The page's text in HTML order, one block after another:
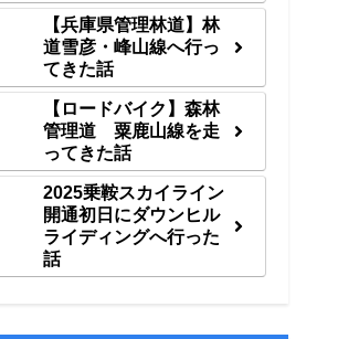
【兵庫県管理林道】林
道雪彦・峰山線へ行っ
てきた話
【ロードバイク】森林
管理道 粟鹿山線を走
ってきた話
2025乗鞍スカイライン
開通初日にダウンヒル
ライディングへ行った
話